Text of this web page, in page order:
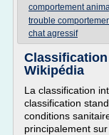
comportement
trouble
chat agressif
Wikipédia
La classification
classification
conditions
principalement